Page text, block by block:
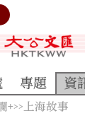
專題 資
+>> 上海故事